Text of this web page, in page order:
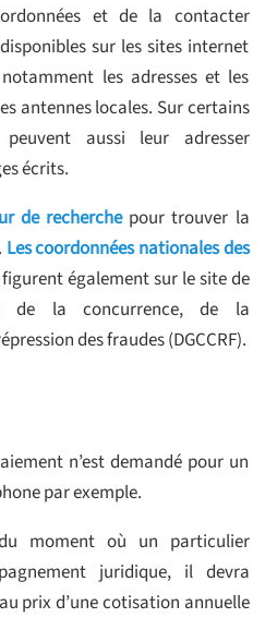
et de la contacter
sur les sites internet
les adresses et les
antennes locales. Sur certains
aussi leur adresser
écrits.
de recherchepour trouver la
Les coordonnées nationales des
également sur le site de
de la concurrence, de la
des fraudes (DGCCRF).
n’est demandé pour un
par exemple.
moment où un particulier
juridique, il devra
prix d’une cotisation annuelle